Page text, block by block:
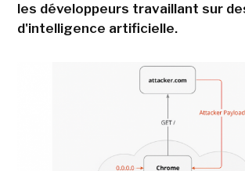
les développeurs travaillant sur
d'intelligence artificielle.